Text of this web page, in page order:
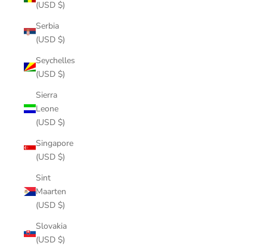
(USD $)
Serbia
(USD $)
Seychelles
(USD $)
Sierra
Leone
(USD $)
Singapore
(USD $)
Sint
Maarten
(USD $)
Slovakia
(USD $)